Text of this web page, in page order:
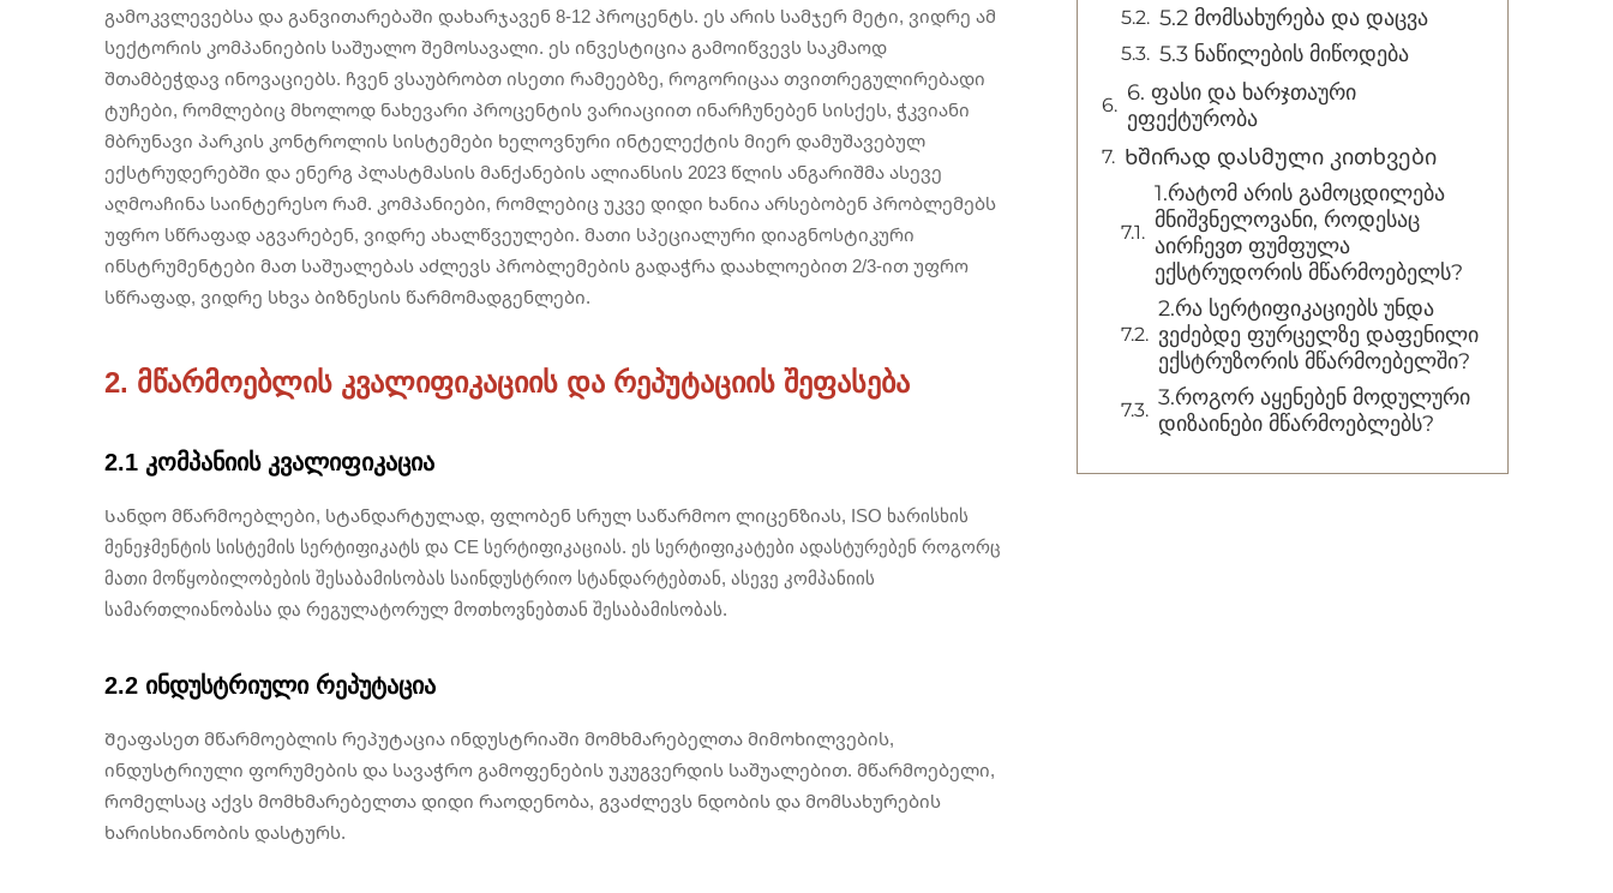
გამოკვლევებსა და განვითარებაში დახარჯავენ 8-12 პროცენტს. ეს არის სამჯერ მეტი, ვიდრე ამ
სექტორის კომპანიების საშუალო შემოსავალი. ეს ინვესტიცია გამოიწვევს საკმაოდ
შთამბეჭდავ ინოვაციებს. ჩვენ ვსაუბრობთ ისეთი რამეებზე, როგორიცაა თვითრეგულირებადი
ტუჩები, რომლებიც მხოლოდ ნახევარი პროცენტის ვარიაციით ინარჩუნებენ სისქეს, ჭკვიანი
მბრუნავი პარკის კონტროლის სისტემები ხელოვნური ინტელექტის მიერ დამუშავებულ
ექსტრუდერებში და ენერგ პლასტმასის მანქანების ალიანსის 2023 წლის ანგარიშმა ასევე
აღმოაჩინა საინტერესო რამ. კომპანიები, რომლებიც უკვე დიდი ხანია არსებობენ პრობლემებს
უფრო სწრაფად აგვარებენ, ვიდრე ახალწვეულები. მათი სპეციალური დიაგნოსტიკური
ინსტრუმენტები მათ საშუალებას აძლევს პრობლემების გადაჭრა დაახლოებით 2/3-ით უფრო
სწრაფად, ვიდრე სხვა ბიზნესის წარმომადგენლები.
2. მწარმოებლის კვალიფიკაციის და რეპუტაციის შეფასება
2.1 კომპანიის კვალიფიკაცია
Სანდო მწარმოებლები, სტანდარტულად, ფლობენ სრულ საწარმოო ლიცენზიას, ISO ხარისხის
მენეჯმენტის სისტემის სერტიფიკატს და CE სერტიფიკაციას. ეს სერტიფიკატები ადასტურებენ როგორც
მათი მოწყობილობების შესაბამისობას საინდუსტრიო სტანდარტებთან, ასევე კომპანიის
სამართლიანობასა და რეგულატორულ მოთხოვნებთან შესაბამისობას.
2.2 ინდუსტრიული რეპუტაცია
Შეაფასეთ მწარმოებლის რეპუტაცია ინდუსტრიაში მომხმარებელთა მიმოხილვების,
ინდუსტრიული ფორუმების და სავაჭრო გამოფენების უკუგვერდის საშუალებით. მწარმოებელი,
რომელსაც აქვს მომხმარებელთა დიდი რაოდენობა, გვაძლევს ნდობის და მომსახურების
ხარისხიანობის დასტურს.
5.2 მომსახურება და დაცვა
5.3 ნაწილების მიწოდება
6. ფასი და ხარჯთაური
ეფექტურობა
Ხშირად დასმული კითხვები
1.რატომ არის გამოცდილება
მნიშვნელოვანი, როდესაც
აირჩევთ ფუმფულა
ექსტრუდორის მწარმოებელს?
2.რა სერტიფიკაციებს უნდა
ვეძებდე ფურცელზე დაფენილი
ექსტრუზორის მწარმოებელში?
3.როგორ აყენებენ მოდულური
დიზაინები მწარმოებლებს?